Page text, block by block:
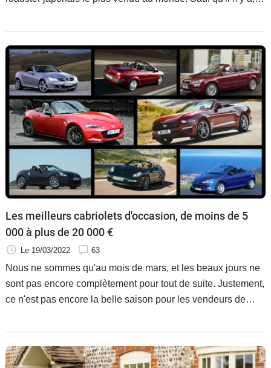
Les meilleurs cabriolets d'occasion, de moins de 5
000 à plus de 20 000 €
Le 19/03/2022 63
Nous ne sommes qu'au mois de mars, et les beaux jours ne
sont pas encore complètement pour tout de suite. Justement,
ce n'est pas encore la belle saison pour les vendeurs de
de bonnes affaires, avant que tout le monde se réveille et
que les vendeurs augmentent leurs prix ! Voici donc une
sélection des meilleurs modèles, par budget.